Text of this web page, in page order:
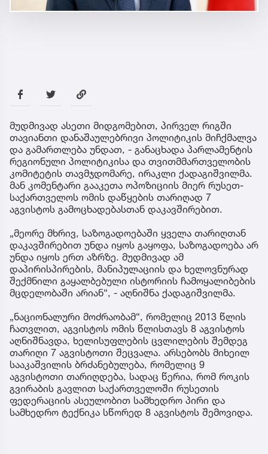
მუდმივად ასეთი მიდგომებით, პირველ რიგში
თავიანთი დანაშაულებრივი პოლიტიკის მიჩქმალვა
და გამართლება უნდათ, - განაცხადა პარლამენტის
რეგიონული პოლიტიკისა და თვითმმართველობის
კომიტეტის თავმჯდომარე, ირაკლი ქადაგიშვილმა.
მან კომენტარი გააკეთა ოპოზიციის მიერ რუსეთ-
საქართველოს ომის დაწყების თარიღად 7
აგვისტოს გამოცხადებასთან დაკავშირებით.
„მეორე მხრივ, საზოგადოებაში ყველა თარიღთან
დაკავშირებით უნდა იყოს გაყოფა, საზოგადოება არ
უნდა იყოს ერთ აზრზე. მუდმივად ამ
დაპირისპირების, მანიპულაციის და ხელოვნურად
შექმნილი გაყალბებული ისტორიის ჩამოყალიბების
მცდელობაში არიან“, - აღნიშნა ქადაგიშვილმა.
„ნაციონალური მოძრაობამ“, რომელიც 2013 წლის
ჩათვლით, აგვისტოს ომის წლისთავს 8 აგვისტოს
აღნიშნავდა, ხელისუფლების ცვლილების შემდეგ
თარიღი 7 აგვისტოთი შეცვალა. არსებობს მიხეილ
სააკაშვილის ბრძანებულება, რომელიც 9
აგვისტოთი თარიღდება, სადაც წერია, რომ როკის
გვირაბის გავლით საქართველოში რუსეთის
ფედერაციის ასეულობით სამხედრო პირი და
სამხედრო ტექნიკა სწორედ 8 აგვისტოს შემოვიდა.